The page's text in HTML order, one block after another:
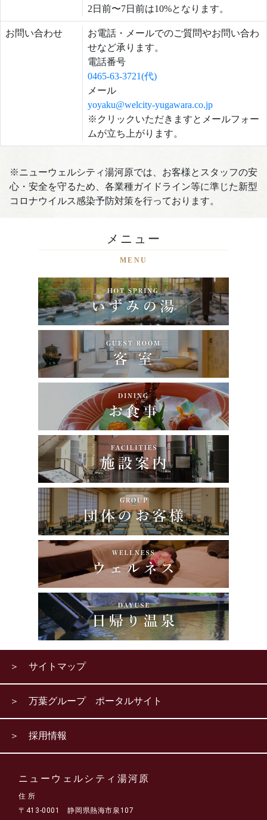
2日前〜7日前は10%となります。
お問い合わせ
お電話・メールでのご質問やお問い合わ
せなど承ります。
電話番号
0465-63-3721(代)
メール
yoyaku@welcity-yugawara.co.jp
※クリックいただきますとメールフォー
ムが立ち上がります。
※ニューウェルシティ湯河原では、お客様とスタッフの安
心・安全を守るため、各業種ガイドライン等に準じた新型
コロナウイルス感染予防対策を行っております。
＞ サイトマップ
＞ 万葉グループ ポータルサイト
＞ 採用情報
ニューウェルシティ湯河原
住 所
〒413-0001 静岡県熱海市泉107